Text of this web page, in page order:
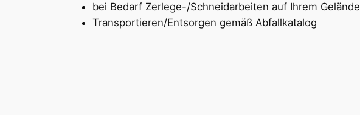
bei Bedarf Zerlege-/Schneidarbeiten auf Ihrem Gelände
Transportieren/Entsorgen gemäß Abfallkatalog